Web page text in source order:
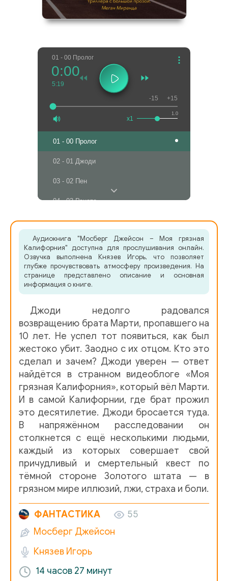
01 - 00 Пролог
0:00
5:19
1.0
x1
-15 +15
01 - 00 Пролог
02 - 01 Джоди
03 - 02 Пен
04 - 03 Рената
05 - 04 Тифони
06 - 05 Джоди
07 - 06 Пен
08 - 07 Джоди
10 - 09 Пен
11 - 10 Джоди
12 - 11 Пен
13 - 12 Рената
14 - 13 Пен
15 - 14 Тиф
16 - 15 Джоди
17 - 16 Пен
18 - 17 Джоди
20 - 19 Рената
21 - 20 Пен
22 - 21 Джоди
Аудиокнига "Мосберг Джейсон – Моя грязная
Калифорния" доступна для прослушивания онлайн.
Озвучка выполнена Князев Игорь, что позволяет
глубже прочувствовать атмосферу произведения. На
странице представлено описание и основная
информация о книге.
Джоди недолго радовался
возвращению брата Марти, пропавшего на
10 лет. Не успел тот появиться, как был
жестоко убит. Заодно с их отцом. Кто это
сделал и зачем? Джоди уверен — ответ
найдётся в странном видеоблоге «Моя
грязная Калифорния», который вёл Марти.
И в самой Калифорнии, где брат прожил
это десятилетие. Джоди бросается туда.
В напряжённом расследовании он
столкнется с ещё несколькими людьми,
каждый из которых совершает свой
причудливый и смертельный квест по
тёмной стороне Золотого штата — в
грязном мире иллюзий, лжи, страха и боли.
ФАНТАСТИКА
55
Мосберг Джейсон
Князев Игорь
14 часов 27 минут